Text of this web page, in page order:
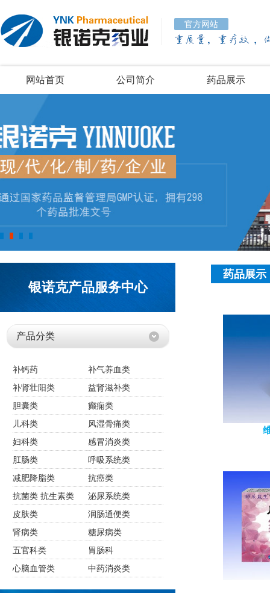
官方网站
网站首页 公司简介 药品展示
银诺克产品服务中心
产品分类
补钙药
补气养血类
补肾壮阳类
益肾滋补类
胆囊类
癫痫类
儿科类
风湿骨痛类
妇科类
感冒消炎类
肛肠类
呼吸系统类
减肥降脂类
抗癌类
抗菌类 抗生素类
泌尿系统类
皮肤类
润肠通便类
肾病类
糖尿病类
五官科类
胃肠科
心脑血管类
中药消炎类
药品展示